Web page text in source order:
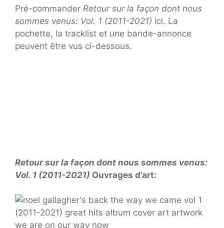
Pré-commander Retour sur la façon dont nous
sommes venus: Vol. 1 (2011-2021) ici. La
pochette, la tracklist et une bande-annonce
peuvent être vus ci-dessous.
Retour sur la façon dont nous sommes venus:
Vol. 1 (2011-2021) Ouvrages d’art: